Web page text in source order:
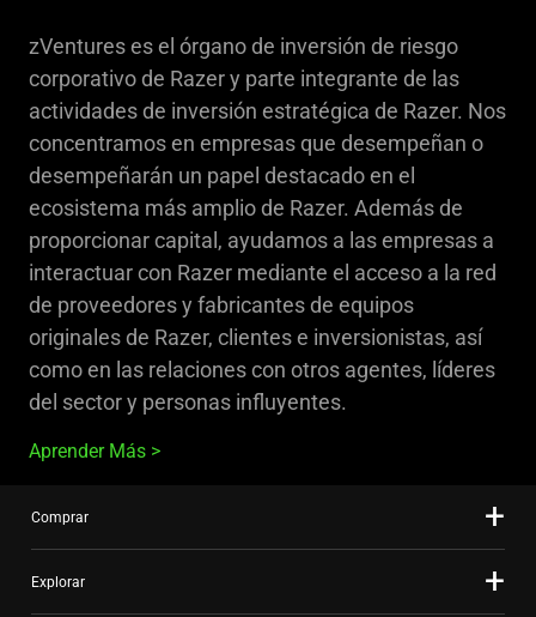
zVentures es el órgano de inversión de riesgo
corporativo de Razer y parte integrante de las
actividades de inversión estratégica de Razer. Nos
concentramos en empresas que desempeñan o
desempeñarán un papel destacado en el
ecosistema más amplio de Razer. Además de
proporcionar capital, ayudamos a las empresas a
interactuar con Razer mediante el acceso a la red
de proveedores y fabricantes de equipos
originales de Razer, clientes e inversionistas, así
como en las relaciones con otros agentes, líderes
del sector y personas influyentes.
Aprender Más
Comprar
Explorar